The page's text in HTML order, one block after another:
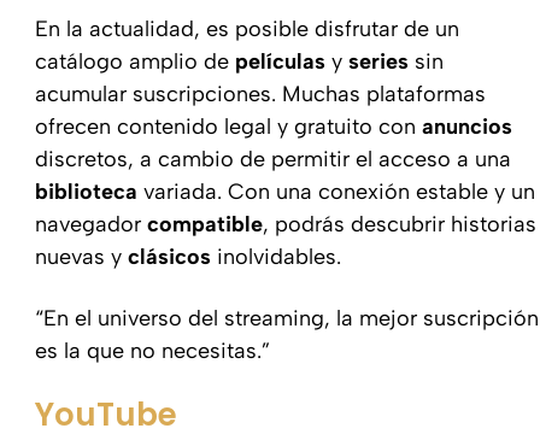
En la actualidad, es posible disfrutar de un
catálogo amplio de películas y series sin
acumular suscripciones. Muchas plataformas
ofrecen contenido legal y gratuito con anuncios
discretos, a cambio de permitir el acceso a una
biblioteca variada. Con una conexión estable y un
navegador compatible, podrás descubrir historias
nuevas y clásicos inolvidables.
“En el universo del streaming, la mejor suscripción
es la que no necesitas.”
YouTube